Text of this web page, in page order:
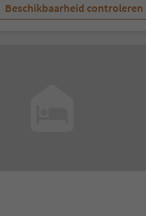
Beschikbaarheid controleren